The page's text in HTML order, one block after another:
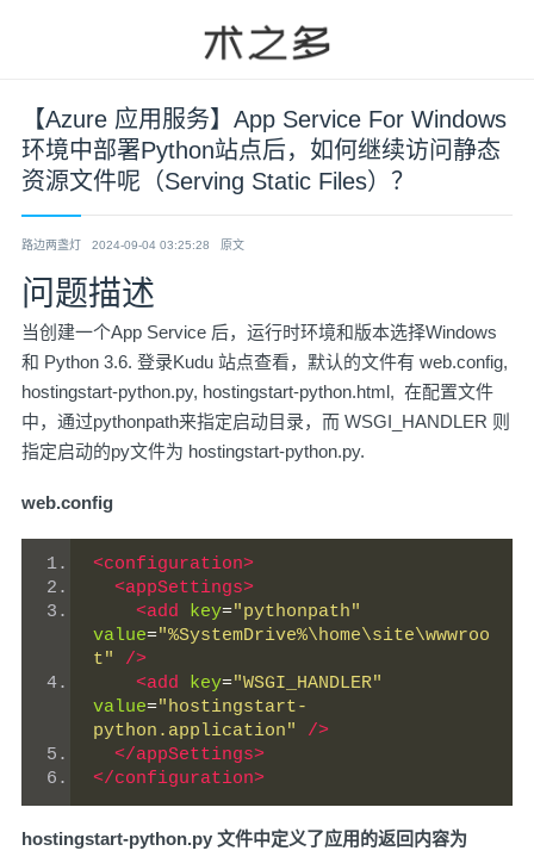
【Azure 应用服务】App Service For Windows
环境中部署Python站点后，如何继续访问静态
资源文件呢（Serving Static Files）？
路边两盏灯 2024-09-04 03:25:28 原文
问题描述
当创建一个App Service 后，运行时环境和版本选择Windows
和 Python 3.6. 登录Kudu 站点查看，默认的文件有 web.config,
hostingstart-python.py, hostingstart-python.html, 在配置文件
中，通过pythonpath来指定启动目录，而 WSGI_HANDLER 则
指定启动的py文件为 hostingstart-python.py.
web.config
<configuration>
<appSettings>
<add
key="pythonpath"
value="%SystemDrive%\home\site\wwwroo
t"
/>
<add
key="WSGI_HANDLER"
value="hostingstart-
python.application"
/>
</appSettings>
</configuration>
hostingstart-python.py 文件中定义了应用的返回内容为